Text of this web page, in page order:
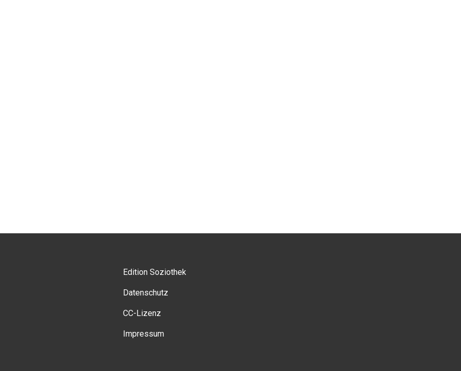
Edition Soziothek
Datenschutz
CC-Lizenz
Impressum